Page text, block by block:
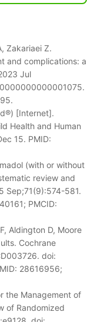
Zakariaei Z.
and complications: a
Jul
[Internet].
Health and Human
15. PMID:
(with or without
review and
Sep;71(9):574-581.
PMCID:
Aldington D, Moore
Cochrane
doi:
28616956;
the Management of
of Randomized